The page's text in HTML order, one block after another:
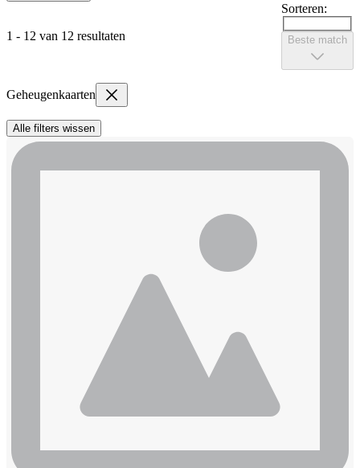
1 - 12 van 12 resultaten
Sorteren:
Beste match
Geheugenkaarten
Alle filters wissen